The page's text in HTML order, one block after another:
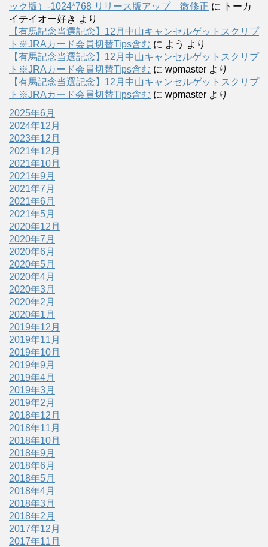
ック版）-1024*768 リリース版アップ 微修正 に
トーカ
イテイオー好き より
【有馬記念当選記念】12月中山キャンセルゲットスクリプ
ト※JRAカード会員切替Tips含む に よう より
【有馬記念当選記念】12月中山キャンセルゲットスクリプ
ト※JRAカード会員切替Tips含む に wpmaster より
【有馬記念当選記念】12月中山キャンセルゲットスクリプ
ト※JRAカード会員切替Tips含む に wpmaster より
2025年6月
2024年12月
2023年12月
2021年12月
2021年10月
2021年9月
2021年7月
2021年6月
2021年5月
2020年12月
2020年7月
2020年6月
2020年5月
2020年4月
2020年3月
2020年2月
2020年1月
2019年12月
2019年11月
2019年10月
2019年9月
2019年4月
2019年3月
2019年2月
2018年12月
2018年11月
2018年10月
2018年9月
2018年6月
2018年5月
2018年4月
2018年3月
2018年2月
2017年12月
2017年11月